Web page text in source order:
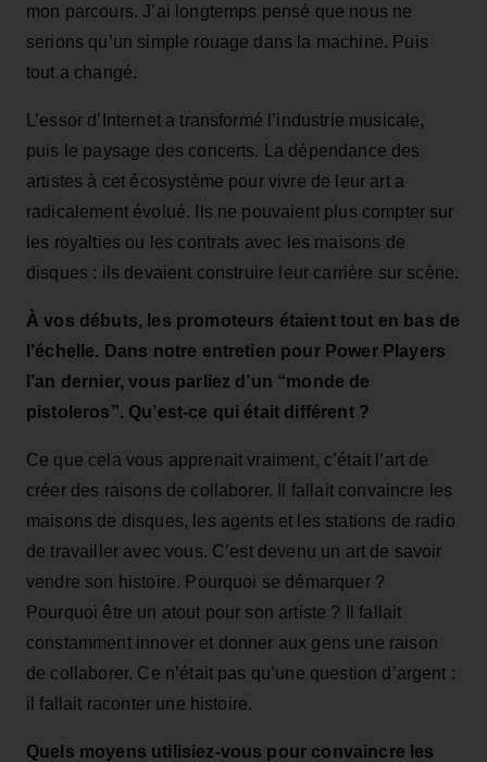
mon parcours. J’ai longtemps pensé que nous ne
serions qu’un simple rouage dans la machine. Puis
tout a changé.
L’essor d’Internet a transformé l’industrie musicale,
puis le paysage des concerts. La dépendance des
artistes à cet écosystème pour vivre de leur art a
radicalement évolué. Ils ne pouvaient plus compter sur
les royalties ou les contrats avec les maisons de
disques : ils devaient construire leur carrière sur scène.
À vos débuts, les promoteurs étaient tout en bas de
l’échelle. Dans notre entretien pour Power Players
l’an dernier, vous parliez d’un “monde de
pistoleros”. Qu’est‑ce qui était différent ?
Ce que cela vous apprenait vraiment, c’était l’art de
créer des raisons de collaborer. Il fallait convaincre les
maisons de disques, les agents et les stations de radio
de travailler avec vous. C’est devenu un art de savoir
vendre son histoire. Pourquoi se démarquer ?
Pourquoi être un atout pour son artiste ? Il fallait
constamment innover et donner aux gens une raison
de collaborer. Ce n’était pas qu’une question d’argent :
il fallait raconter une histoire.
Quels moyens utilisiez‑vous pour convaincre les